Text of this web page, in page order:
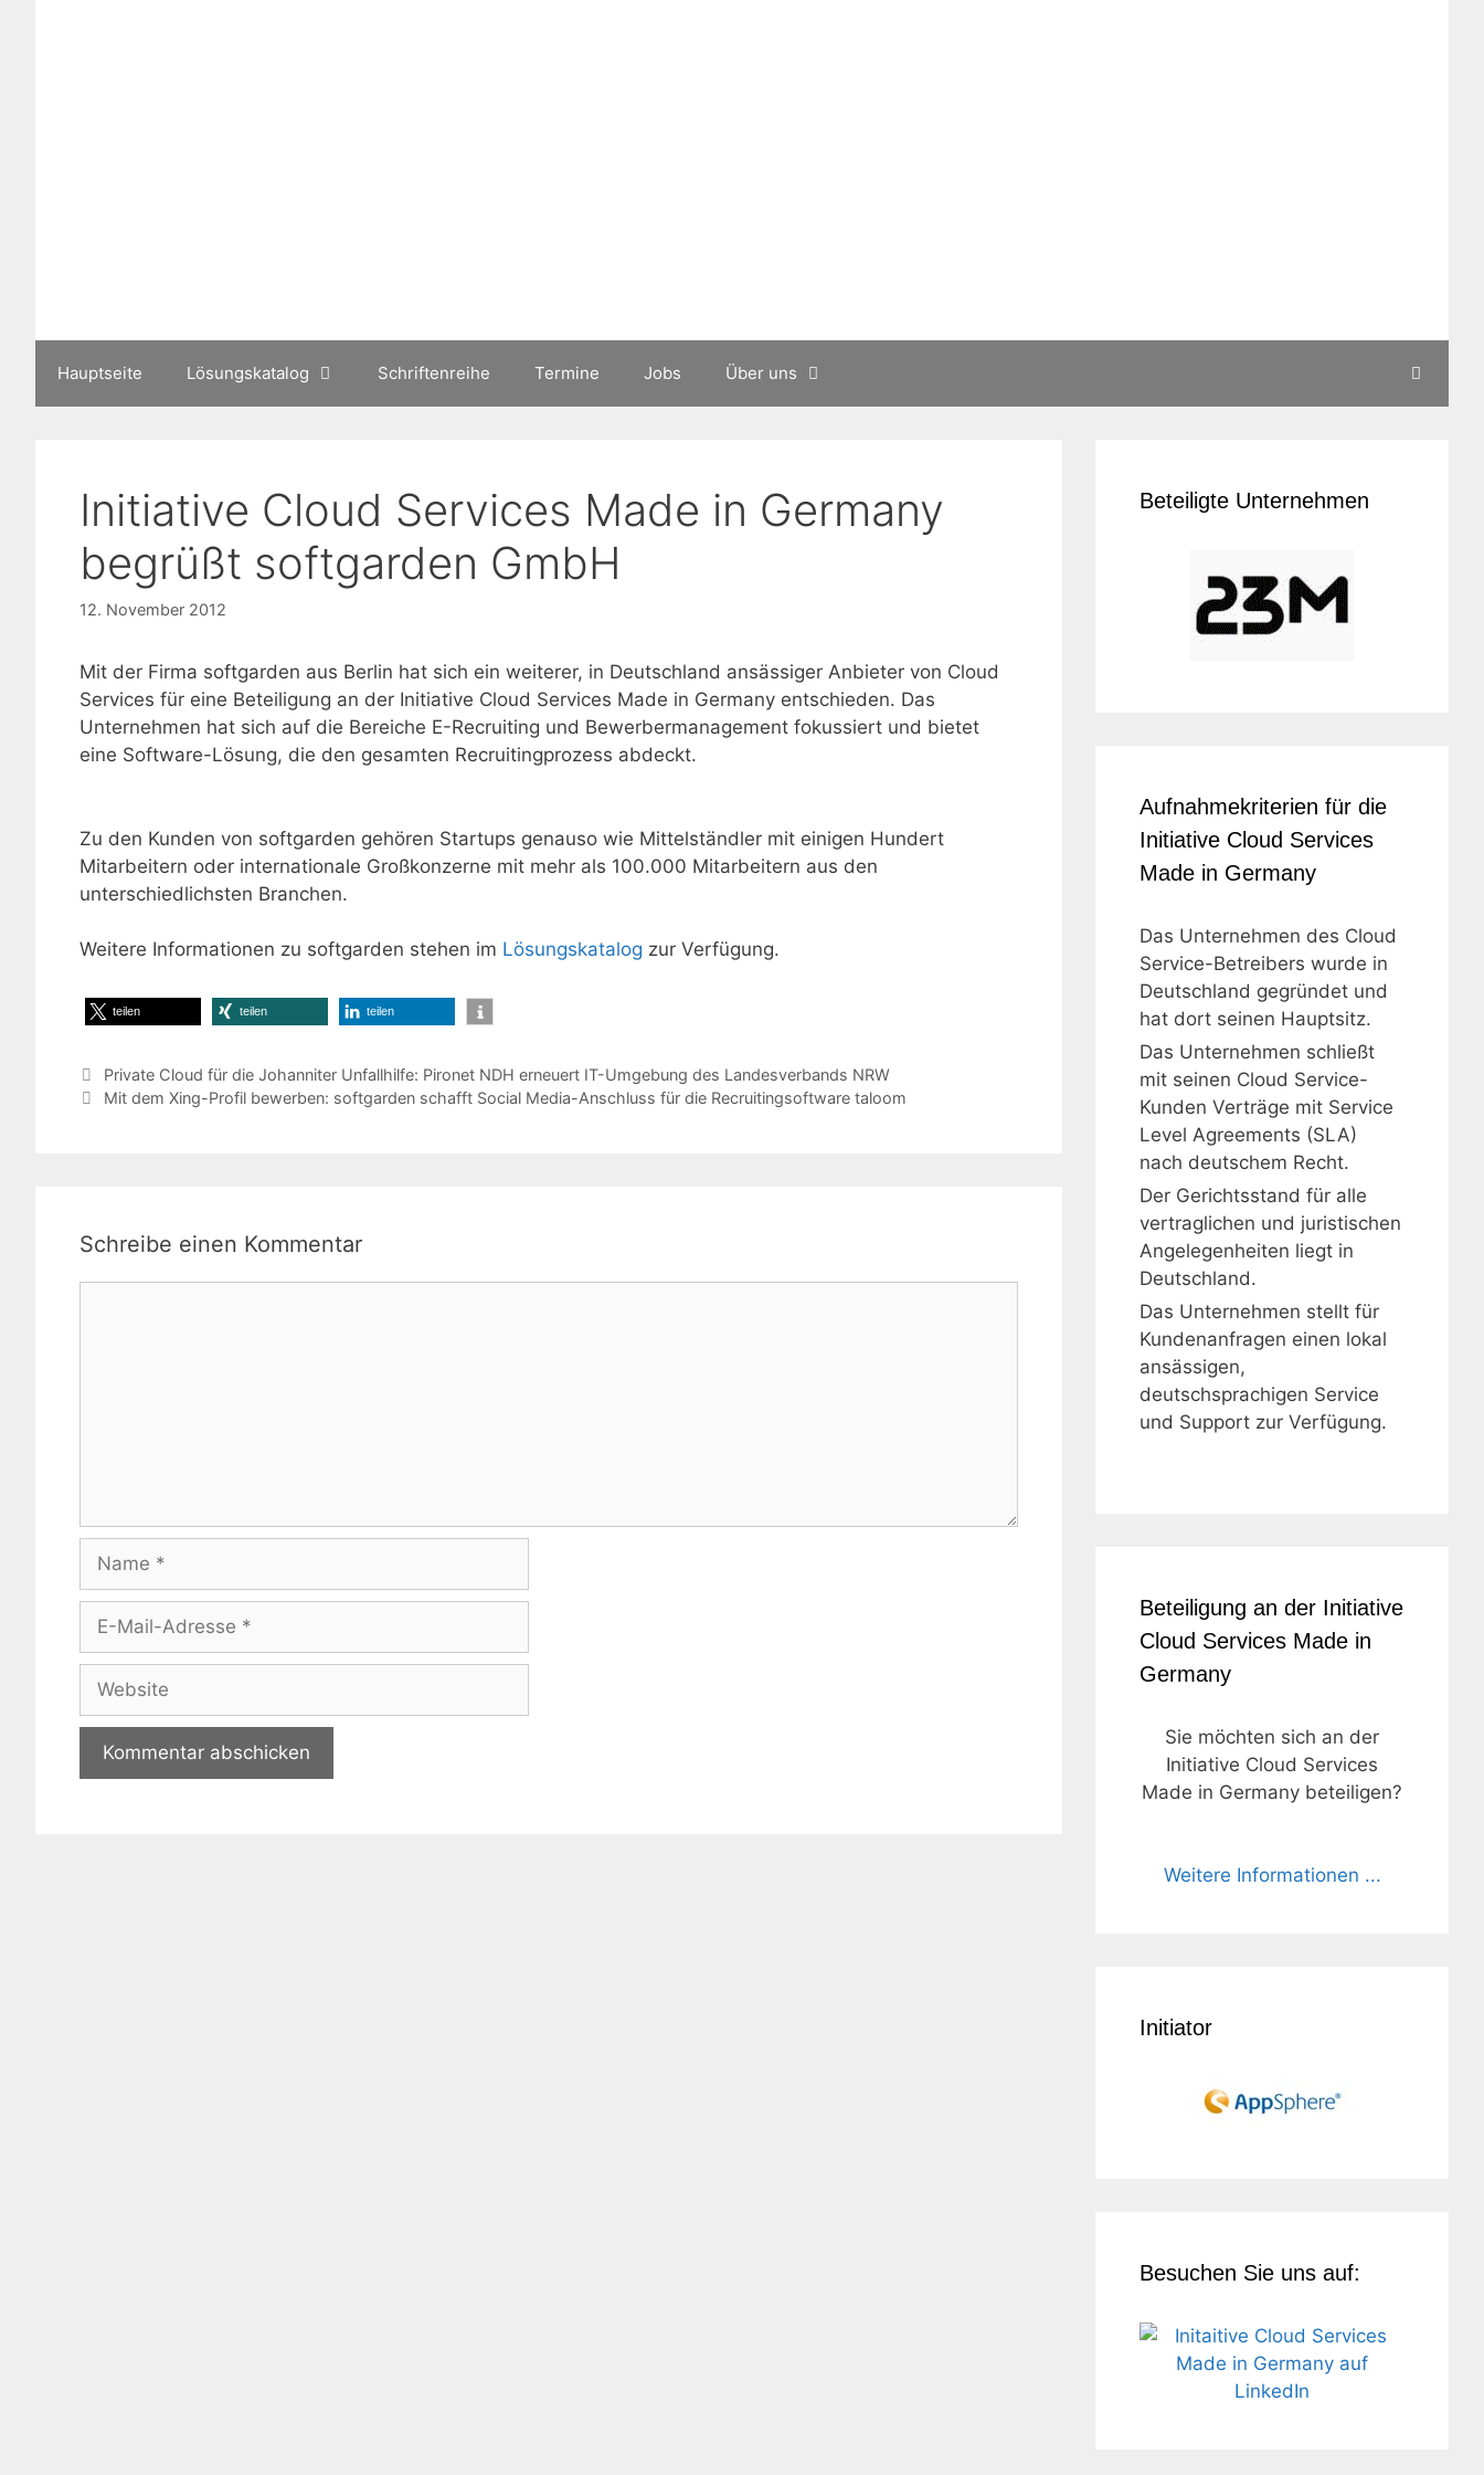
Hauptseite Lösungskatalog Schriftenreihe Termine Jobs Über uns
Initiative Cloud Services Made in Germany
begrüßt softgarden GmbH
12. November 2012
Mit der Firma softgarden aus Berlin hat sich ein weiterer, in Deutschland ansässiger Anbieter von Cloud
Services für eine Beteiligung an der Initiative Cloud Services Made in Germany entschieden. Das
Unternehmen hat sich auf die Bereiche E-Recruiting und Bewerbermanagement fokussiert und bietet
eine Software-Lösung, die den gesamten Recruitingprozess abdeckt.
Zu den Kunden von softgarden gehören Startups genauso wie Mittelständler mit einigen Hundert
Mitarbeitern oder internationale Großkonzerne mit mehr als 100.000 Mitarbeitern aus den
unterschiedlichsten Branchen.
Weitere Informationen zu softgarden stehen im Lösungskatalog zur Verfügung.
teilen teilen teilen
Private Cloud für die Johanniter Unfallhilfe: Pironet NDH erneuert IT-Umgebung des Landesverbands NRW
Mit dem Xing-Profil bewerben: softgarden schafft Social Media-Anschluss für die Recruitingsoftware taloom
Schreibe einen Kommentar
Mail-
Adresse
Beteiligte Unternehmen
Aufnahmekriterien für die
Initiative Cloud Services
Made in Germany
Das Unternehmen des Cloud
Service-Betreibers wurde in
Deutschland gegründet und
hat dort seinen Hauptsitz.
Das Unternehmen schließt
mit seinen Cloud Service-
Kunden Verträge mit Service
Level Agreements (SLA)
nach deutschem Recht.
Der Gerichtsstand für alle
vertraglichen und juristischen
Angelegenheiten liegt in
Deutschland.
Das Unternehmen stellt für
Kundenanfragen einen lokal
ansässigen,
deutschsprachigen Service
und Support zur Verfügung.
Beteiligung an der Initiative
Cloud Services Made in
Germany
Sie möchten sich an der
Initiative Cloud Services
Made in Germany beteiligen?
Weitere Informationen ...
Initiator
Besuchen Sie uns auf: